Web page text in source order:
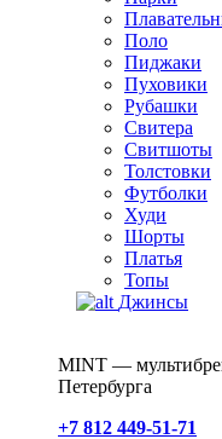
Поло
Пиджаки
Пуховики
Рубашки
Свитера
Свитшоты
Толстовки
Футболки
Худи
Шорты
Платья
Топы
Джинсы
MINT —
Петербурга
+7 812 449-51-71